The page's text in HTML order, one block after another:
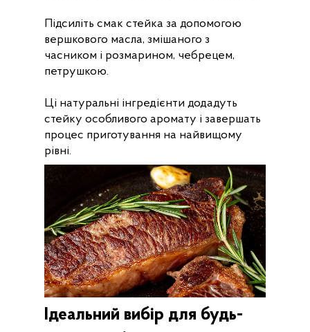
Підсиліть смак стейка за допомогою
вершкового масла, змішаного з
часником і розмарином, чебрецем,
петрушкою.
Ці натуральні інгредієнти додадуть
стейку особливого аромату і завершать
процес приготування на найвищому
рівні.
Ідеальний вибір для будь-